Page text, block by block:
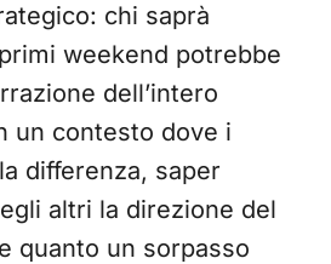
chi saprà
weekend potrebbe
dell’intero
un contesto dove i
differenza, saper
altri la direzione del
quanto un sorpasso